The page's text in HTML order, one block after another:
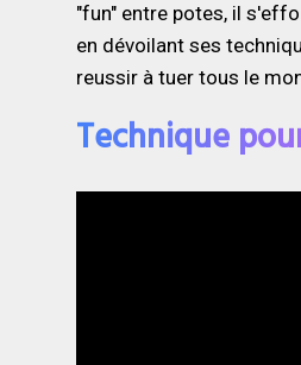
"fun" entre potes, il
en dévoilant ses
reussir à tuer tous le
Technique